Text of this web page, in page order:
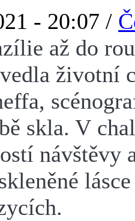
- 20:07 /
až do
životní
skla. V
návštěvy